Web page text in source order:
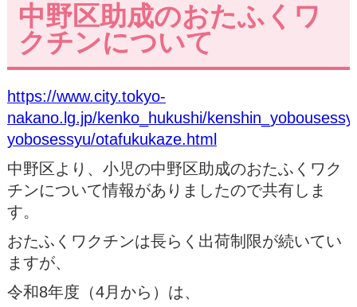
中野区助成のおたふくワ
クチンについて
https://www.city.tokyo-
nakano.lg.jp/kenko_hukushi/
yobosessyu/otafukukaze.html
中野区より、小児の中野区助成のおたふくワク
チンについて情報がありましたので共有しま
す。
おたふくワクチンは長らく出荷制限が続いてい
ますが、
令和8年度（4月から）は、